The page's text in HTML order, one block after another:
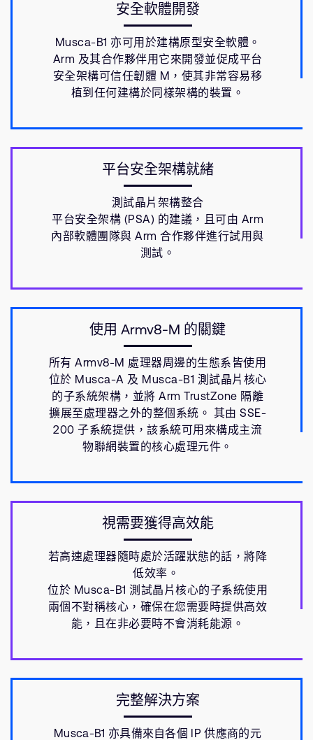
安全軟體開發
Musca-B1 亦可用於建構原型安全軟體。
Arm 及其合作夥伴用它來開發並促成平台
安全架構可信任韌體 M，使其非常容易移
植到任何建構於同樣架構的裝置。
平台安全架構就緒
測試晶片架構整合
平台安全架構 (PSA) 的建議，且可由 Arm
內部軟體團隊與 Arm 合作夥伴進行試用與
測試。
使用 Armv8-M 的關鍵
所有 Armv8-M 處理器周邊的生態系皆使用
位於 Musca-A 及 Musca-B1 測試晶片核心
的子系統架構，並將 Arm TrustZone 隔離
擴展至處理器之外的整個系統。 其由 SSE-
200 子系統提供，該系統可用來構成主流
物聯網裝置的核心處理元件。
視需要獲得高效能
若高速處理器隨時處於活躍狀態的話，將降
低效率。
位於 Musca-B1 測試晶片核心的子系統使用
兩個不對稱核心，確保在您需要時提供高效
能，且在非必要時不會消耗能源。
完整解決方案
Musca-B1 亦具備來自各個 IP 供應商的元